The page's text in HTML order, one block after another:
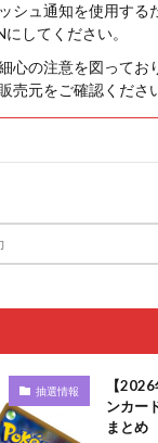
シュ通知を使用する
してください。
心の注意を図ってお
売元をご確認くださ
抽選情報
【
ンカー
まとめ